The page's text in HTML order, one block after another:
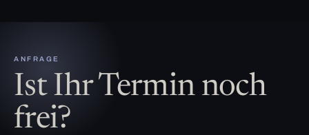
ANFRAGE
Ist Ihr Termin noch
frei?